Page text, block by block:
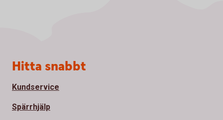
Sidfot
Hitta snabbt
Kundservice
Spärrhjälp